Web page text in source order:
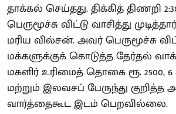
தாக்கல் செய்தது. திக்கித் திணறி
பெருமூச்சு விட்டு வாசித்து
மரிய வில்சன். அவர் பெருமூச்சு
மக்களுக்குக் கொடுத்த தேர்தல்
மகளிர் உரிமைத் தொகை ரூ. 2500,
மற்றும் இலவசப் பேருந்து குறித்த
வார்த்தைகூட இடம் பெறவில்லை.